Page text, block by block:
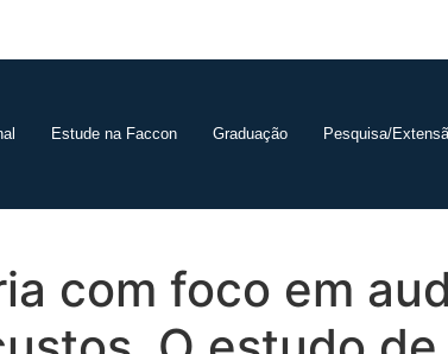
Estude na Faccon Graduação Pesquisa/
com foco em